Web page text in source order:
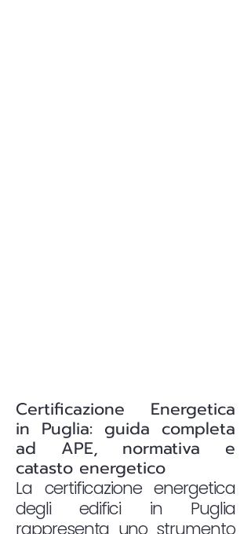
Certificazione Energetica
in Puglia: guida completa
ad APE, normativa e
catasto energetico
La certificazione energetica
degli edifici in Puglia
rappresenta uno strumento